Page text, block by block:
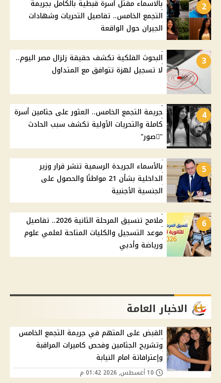
2
بالاسماء مقتل أسرة قبطية بالكامل بجريمة
التجمع الخامس.. تفاصيل التحريات وشهادات
الجيران حول الواقعة
3
البحوث الفلكية تكشف حقيقة زلزال مصر اليوم..
لا تسجيل لهزة تتوافق مع المتداول
4
جريمة التجمع الخامس.. العثور على جثامين أسرة
كاملة والتحريات الأولية تكشف سبب الحادث
"ًصور"
5
بالأسماء الجريدة الرسمية تنشر قرار وزير
الداخلية بشأن 21 مواطنًا والحصول على
الجنسية الأجنبية
6
ملامح تنسيق المرحلة الثانية 2026.. تفاصيل
موعد التسجيل والكليات المتاحة لعلمي علوم
ورياضة وأدبي
الاخبار العامة
القبض على المتهم في جريمة التجمع الخامس
وتشريح الجثامين وفحص كاميرات المراقبة
وإعترافاتة امام النيابة